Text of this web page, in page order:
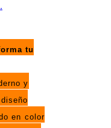
tu
y
en color